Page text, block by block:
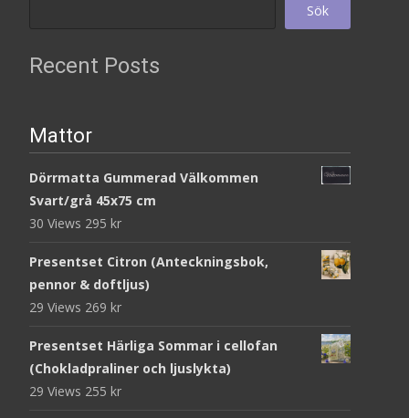
Sök
Recent Posts
Mattor
Dörrmatta Gummerad Välkommen
Svart/grå 45x75 cm
30 Views 295 kr
Presentset Citron (Anteckningsbok,
pennor & doftljus)
29 Views 269 kr
Presentset Härliga Sommar i cellofan
(Chokladpraliner och ljuslykta)
29 Views 255 kr